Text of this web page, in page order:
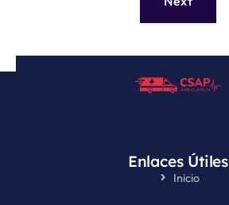
Enlaces Útiles
Inicio